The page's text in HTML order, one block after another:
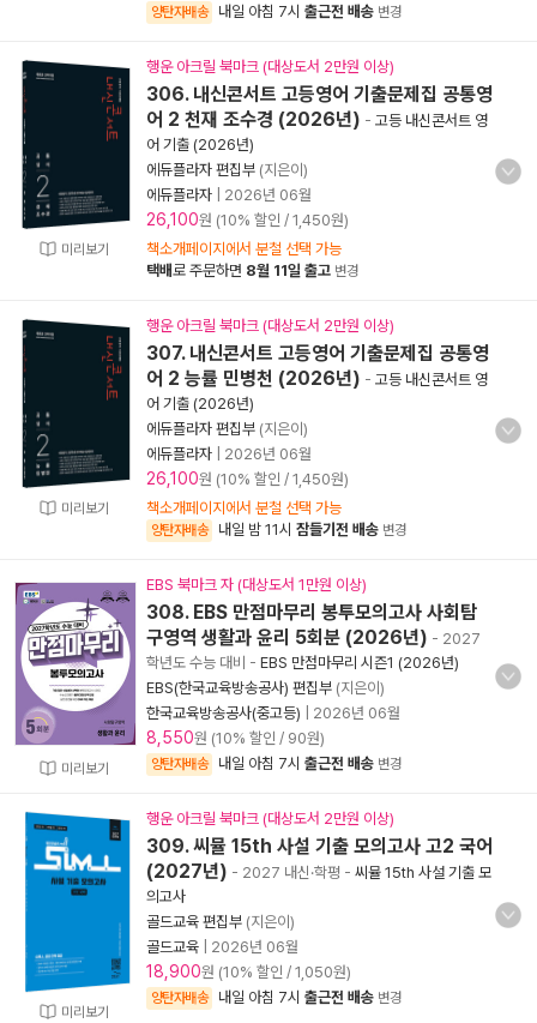
양탄자배송 내일 아침 7시 출근전 배송 변경
미리보기
행운 아크릴 북마크 (대상도서 2만원 이상)
306. 내신콘서트 고등영어 기출문제집 공통영
어 2 천재 조수경 (2026년) - 고등 내신콘서트 영
어 기출 (2026년)
에듀플라자 편집부 (지은이)
에듀플라자
2026년 06월
26,100원 (10% 할인 / 1,450원)
책소개페이지에서 분철 선택 가능
택배로 주문하면 8월 11일 출고 변경
미리보기
행운 아크릴 북마크 (대상도서 2만원 이상)
307. 내신콘서트 고등영어 기출문제집 공통영
어 2 능률 민병천 (2026년) - 고등 내신콘서트 영
어 기출 (2026년)
에듀플라자 편집부 (지은이)
에듀플라자
2026년 06월
26,100원 (10% 할인 / 1,450원)
책소개페이지에서 분철 선택 가능
양탄자배송 내일 밤 11시 잠들기전 배송 변경
미리보기
EBS 북마크 자 (대상도서 1만원 이상)
308. EBS 만점마무리 봉투모의고사 사회탐
구영역 생활과 윤리 5회분 (2026년) - 2027
학년도 수능 대비 - EBS 만점마무리 시즌1 (2026년)
EBS(한국교육방송공사) 편집부 (지은이)
한국교육방송공사(중고등)
2026년 06월
8,550원 (10% 할인 / 90원)
양탄자배송 내일 아침 7시 출근전 배송 변경
미리보기
행운 아크릴 북마크 (대상도서 2만원 이상)
309. 씨뮬 15th 사설 기출 모의고사 고2 국어
(2027년) - 2027 내신·학평 - 씨뮬 15th 사설 기출 모
의고사
골드교육 편집부 (지은이)
골드교육
2026년 06월
18,900원 (10% 할인 / 1,050원)
양탄자배송 내일 아침 7시 출근전 배송 변경